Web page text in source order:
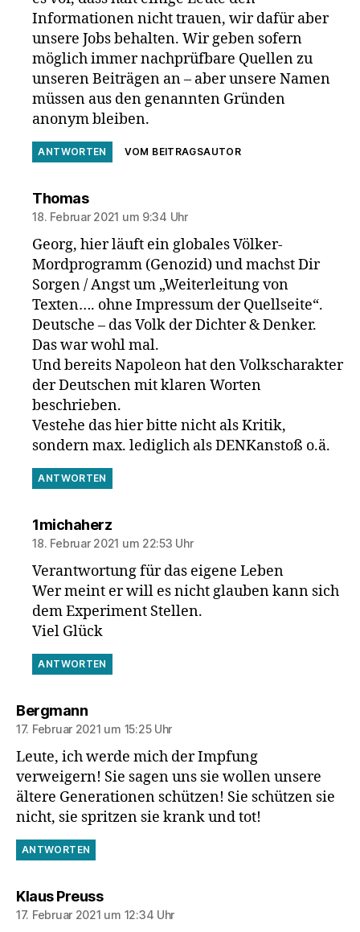
Informationen nicht trauen, wir dafür aber
unsere Jobs behalten. Wir geben sofern
möglich immer nachprüfbare Quellen zu
unseren Beiträgen an – aber unsere Namen
müssen aus den genannten Gründen
anonym bleiben.
ANTWORTEN VOM BEITRAGSAUTOR
Thomassagt:
18. Februar 2021 um 9:34 Uhr
Georg, hier läuft ein globales Völker-
Mordprogramm (Genozid) und machst Dir
Sorgen / Angst um „Weiterleitung von
Texten…. ohne Impressum der Quellseite“.
Deutsche – das Volk der Dichter & Denker.
Das war wohl mal.
Und bereits Napoleon hat den Volkscharakter
der Deutschen mit klaren Worten
beschrieben.
Vestehe das hier bitte nicht als Kritik,
sondern max. lediglich als DENKanstoß o.ä.
ANTWORTEN
1michaherzsagt:
18. Februar 2021 um 22:53 Uhr
Verantwortung für das eigene Leben
Wer meint er will es nicht glauben kann sich
dem Experiment Stellen.
Viel Glück
ANTWORTEN
Bergmannsagt:
17. Februar 2021 um 15:25 Uhr
Leute, ich werde mich der Impfung
verweigern! Sie sagen uns sie wollen unsere
ältere Generationen schützen! Sie schützen sie
nicht, sie spritzen sie krank und tot!
ANTWORTEN
Klaus Preusssagt:
17. Februar 2021 um 12:34 Uhr